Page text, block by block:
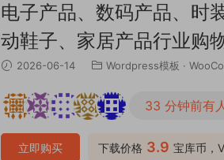
电子产品、数码产品、时
动鞋子、家居产品行业购
2026-06-14 Wordpress模板 ·
33 分钟前有
下载价格 3.9 宝库币，
立即购买